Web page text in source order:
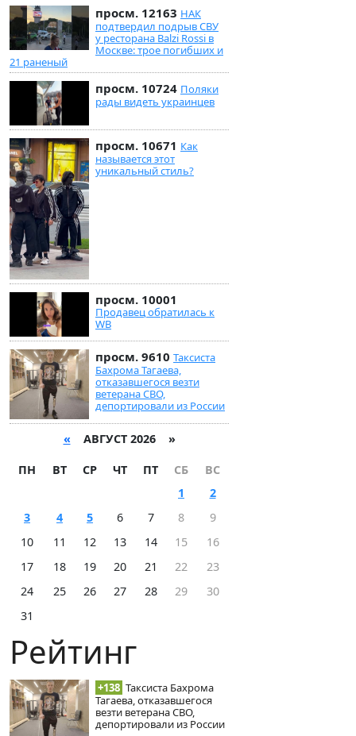
просм. 12163 НАК
подтвердил подрыв СВУ
у ресторана Balzi Rossi в
Москве: трое погибших и
21 раненый
просм. 10724 Поляки
рады видеть украинцев
просм. 10671 Как
называется этот
уникальный стиль?
просм. 10001
Продавец обратилась к
WB
просм. 9610 Таксиста
Бахрома Тагаева,
отказавшегося везти
ветерана СВО,
депортировали из России
« АВГУСТ 2026 »
ПН ВТ СР ЧТ ПТ СБ
ВС
1
2
3
4 5 6 7 8
9
10
11 12 13 14 15
16
17
18 19 20 21 22
23
24
25 26 27 28 29
30
31
Рейтинг
+138 Таксиста Бахрома
Тагаева, отказавшегося
везти ветерана СВО,
депортировали из России